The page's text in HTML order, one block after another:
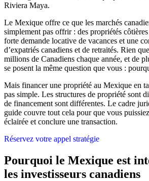
Riviera Maya.
Le Mexique offre ce que les marchés
simplement pas offrir : des propriétés
forte demande locative de vacances et une
d’expatriés canadiens et de retraités. Rien
millions de Canadiens chaque année, et de
se posent la même question que vous :
Mais financer une propriété au Mexique en
pas simple. Les structures de propriété sont
de financement sont différentes. Le cadre
guide couvre tout cela pour que vous
éclairée et conclure une transaction.
Réservez votre appel stratégie
Pourquoi le Mexique est
les investisseurs canadiens